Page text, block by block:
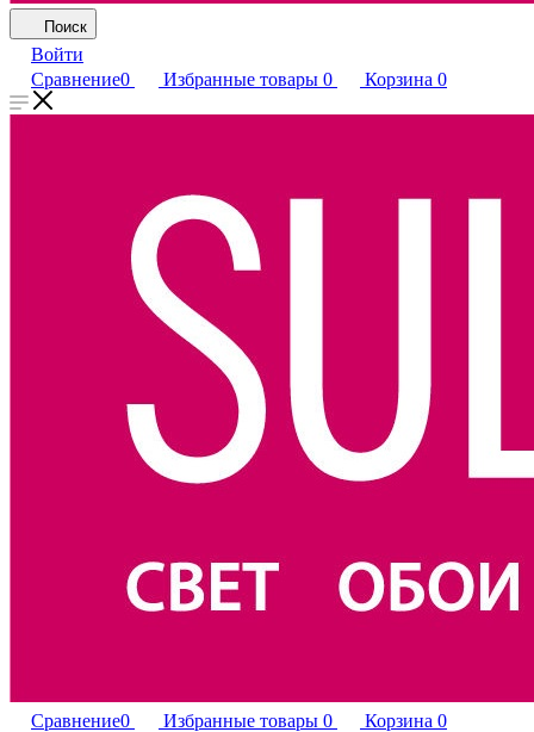
Поиск
Войти
Сравнение0 Избранные товары 0 Корзина 0
Сравнение0 Избранные товары 0 Корзина 0